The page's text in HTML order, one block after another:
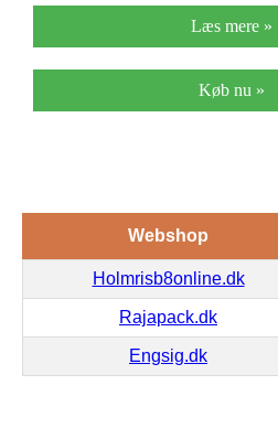
Læs mere »
Køb nu »
Webshop
Holmrisb8online.dk
Rajapack.dk
Engsig.dk